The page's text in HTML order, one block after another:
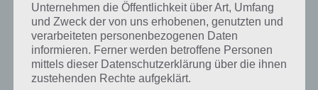
angemessen angesehen wird und daher im Lehrplan aufgenommen
wird. In Deutschland prägte vor allem Wilhelm von Humboldt das
Bild der Bildung, in welchem nicht nur das Aneignen von Wissen von
Bedeutung ist, sondern auch die Individualisierung und das
Entwickeln von Talenten. Dabei bilden Forschung und Lehre eine
Einheit. Um Bildung zu erhalten, ist der Zugang zu Wissen wichtig.
Unternehmen die Öffentlichkeit über Art, Umfang
und Zweck der von uns erhobenen, genutzten und
verarbeiteten personenbezogenen Daten
informieren. Ferner werden betroffene Personen
mittels dieser Datenschutzerklärung über die ihnen
zustehenden Rechte aufgeklärt.